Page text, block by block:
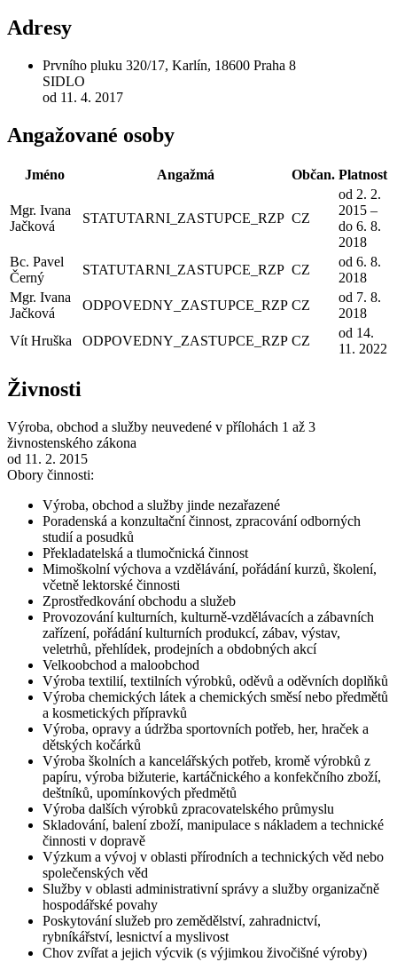
Adresy
Prvního pluku 320/17, Karlín, 18600 Praha 8
SIDLO
od 11. 4. 2017
Angažované osoby
Jméno Angažmá Občan. Platnost
Mgr. Ivana
Jačková
STATUTARNI_ZASTUPCE_RZP CZ
od 2. 2.
2015 –
do 6. 8.
2018
Bc. Pavel
Černý
STATUTARNI_ZASTUPCE_RZP CZ
od 6. 8.
2018
Mgr. Ivana
Jačková
ODPOVEDNY_ZASTUPCE_RZP CZ
od 7. 8.
2018
Vít Hruška
ODPOVEDNY_ZASTUPCE_RZP CZ
od 14.
11. 2022
Živnosti
Výroba, obchod a služby neuvedené v přílohách 1 až 3
živnostenského zákona
od 11. 2. 2015
Obory činnosti:
Výroba, obchod a služby jinde nezařazené
Poradenská a konzultační činnost, zpracování odborných
studií a posudků
Překladatelská a tlumočnická činnost
Mimoškolní výchova a vzdělávání, pořádání kurzů, školení,
včetně lektorské činnosti
Zprostředkování obchodu a služeb
Provozování kulturních, kulturně-vzdělávacích a zábavních
zařízení, pořádání kulturních produkcí, zábav, výstav,
veletrhů, přehlídek, prodejních a obdobných akcí
Velkoobchod a maloobchod
Výroba textilií, textilních výrobků, oděvů a oděvních doplňků
Výroba chemických látek a chemických směsí nebo předmětů
a kosmetických přípravků
Výroba, opravy a údržba sportovních potřeb, her, hraček a
dětských kočárků
Výroba školních a kancelářských potřeb, kromě výrobků z
papíru, výroba bižuterie, kartáčnického a konfekčního zboží,
deštníků, upomínkových předmětů
Výroba dalších výrobků zpracovatelského průmyslu
Skladování, balení zboží, manipulace s nákladem a technické
činnosti v dopravě
Výzkum a vývoj v oblasti přírodních a technických věd nebo
společenských věd
Služby v oblasti administrativní správy a služby organizačně
hospodářské povahy
Poskytování služeb pro zemědělství, zahradnictví,
rybníkářství, lesnictví a myslivost
Chov zvířat a jejich výcvik (s výjimkou živočišné výroby)